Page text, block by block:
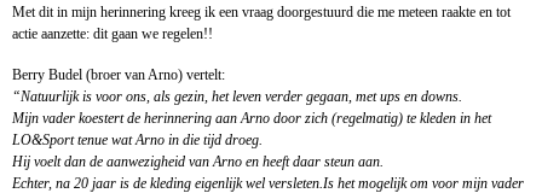
Met dit in mijn herinnering kreeg ik een vraag doorgestuurd die me meteen raakte en tot
actie aanzette: dit gaan we regelen!!
Berry Budel (broer van Arno) vertelt:
“Natuurlijk is voor ons, als gezin, het leven verder gegaan, met ups en downs.
Mijn vader koestert de herinnering aan Arno door zich (regelmatig) te kleden in het
LO&Sport tenue wat Arno in die tijd droeg.
Hij voelt dan de aanwezigheid van Arno en heeft daar steun aan.
Echter, na 20 jaar is de kleding eigenlijk wel versleten.Is het mogelijk om voor mijn vader